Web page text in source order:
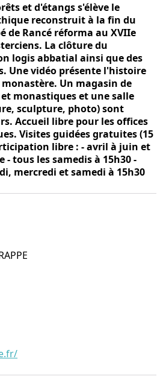
et d'étangs s'élève le
reconstruit à la fin du
de Rancé réforma au XVIIe
La clôture du
logis abbatial ainsi que des
Une vidéo présente l'histoire
Un magasin de
monastiques et une salle
sculpture, photo) sont
Accueil libre pour les offices
Visites guidées gratuites (15
libre : - avril à juin et
- tous les samedis à 15h30 -
mercredi et samedi à 15h30